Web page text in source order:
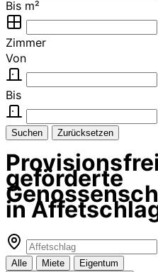
Bis m²
Zimmer
Von
Bis
Suchen Zurücksetzen
geförderte
in
Alle Miete Eigentum